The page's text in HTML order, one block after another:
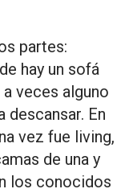
partes:
hay un sofá
veces alguno
En
vez fue living,
de una y
los conocidos